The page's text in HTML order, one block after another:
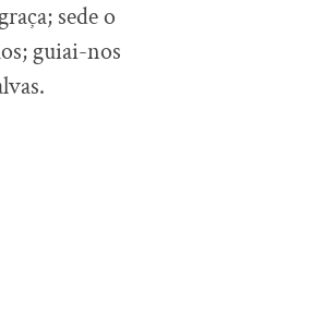
sede o
guiai-nos